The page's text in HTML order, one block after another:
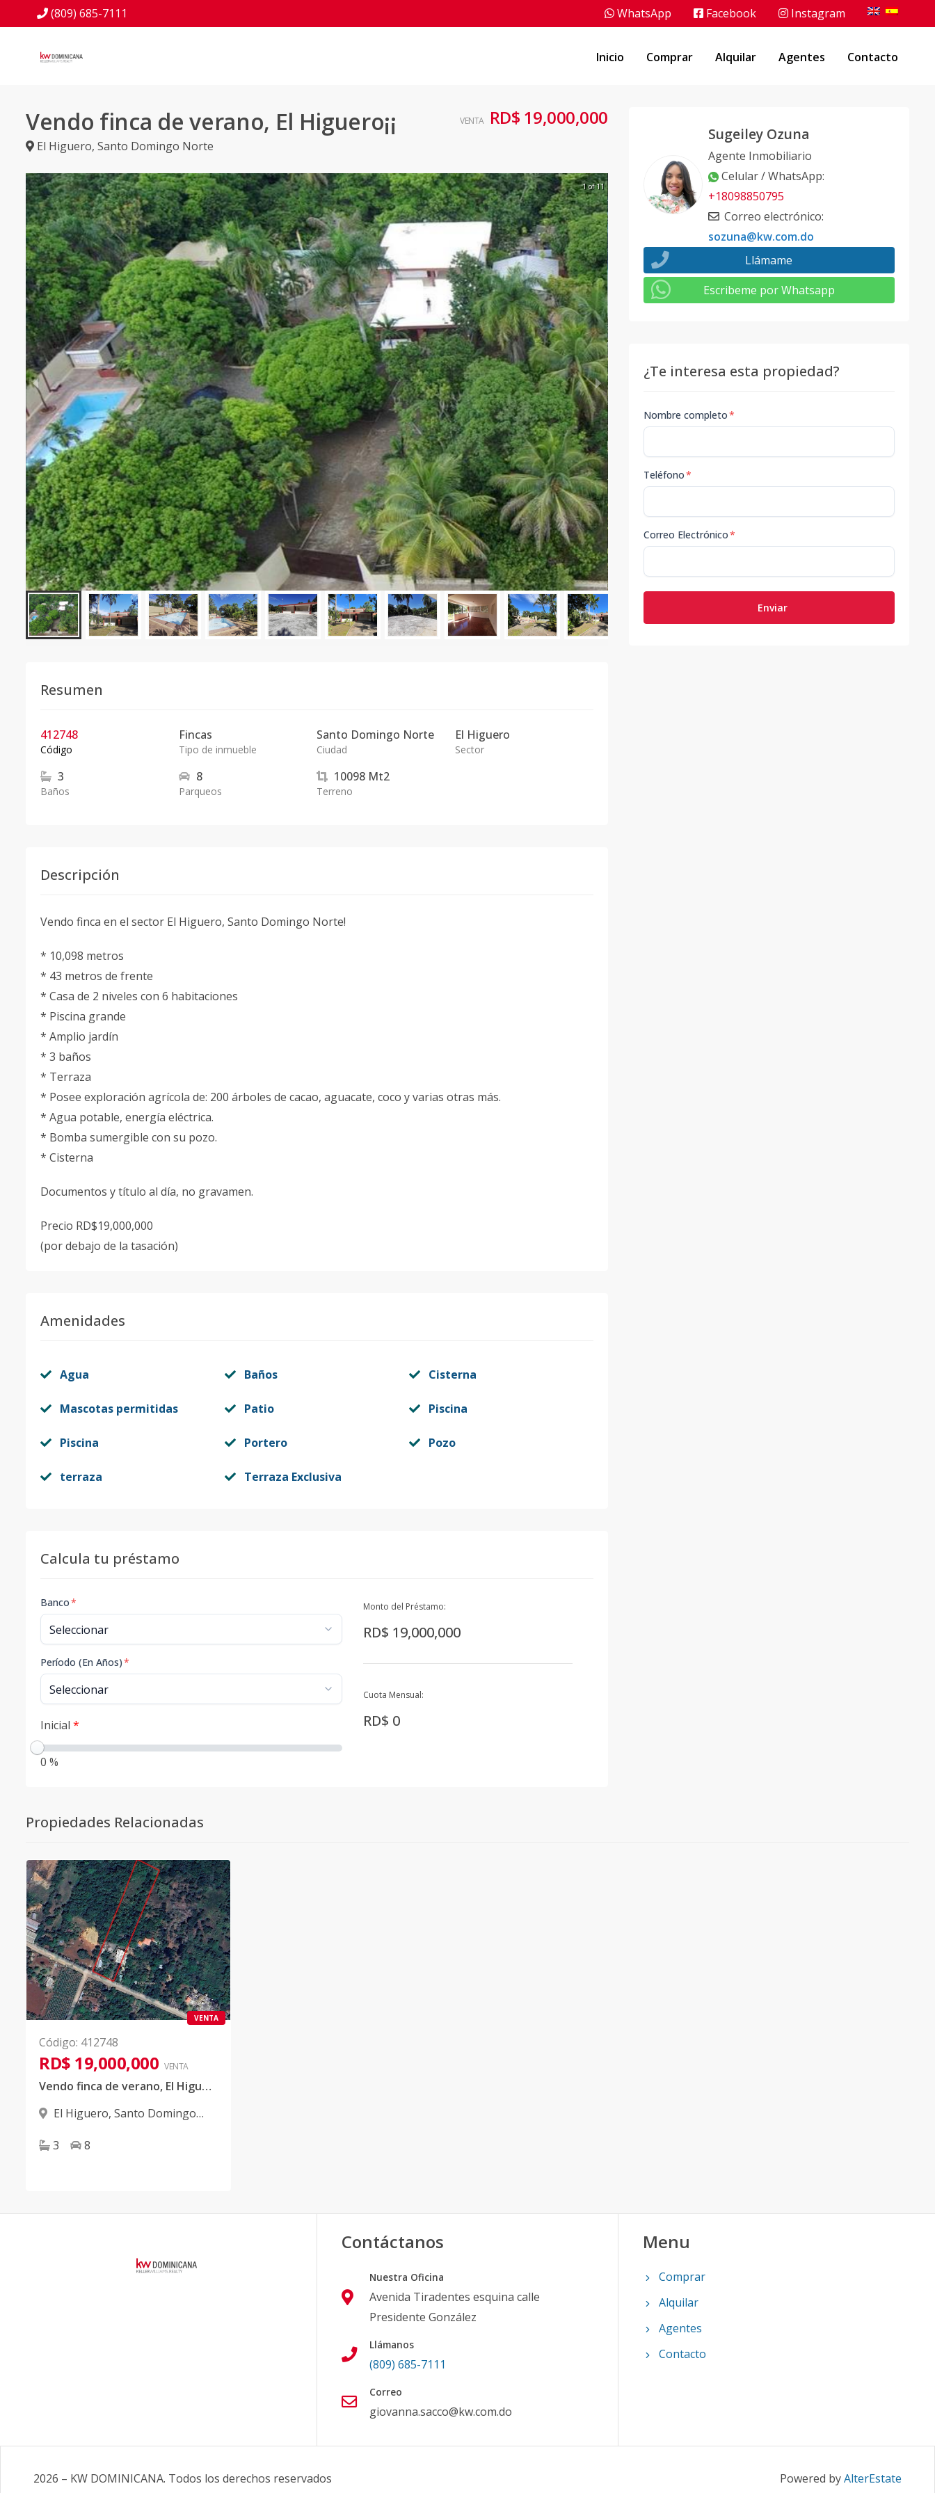
(809) 685-7111 WhatsApp Facebook Instagram
Inicio Comprar Alquilar Agentes Contacto
Vendo finca de verano, El Higuero¡¡
El Higuero, Santo Domingo Norte
VENTA RD$ 19,000,000
1 of 11
Resumen
412748
Código
Fincas
Tipo de inmueble
Santo Domingo Norte
Ciudad
El Higuero
Sector
3
Baños
8
Parqueos
10098 Mt2
Terreno
Descripción
Vendo finca en el sector El Higuero, Santo Domingo Norte!
* 10,098 metros
* 43 metros de frente
* Casa de 2 niveles con 6 habitaciones
* Piscina grande
* Amplio jardín
* 3 baños
* Terraza
* Posee exploración agrícola de: 200 árboles de cacao, aguacate, coco y varias otras más.
* Agua potable, energía eléctrica.
* Bomba sumergible con su pozo.
* Cisterna
Documentos y título al día, no gravamen.
Precio RD$19,000,000
(por debajo de la tasación)
Amenidades
Agua Baños Cisterna
Mascotas permitidas Patio Piscina
Piscina Portero Pozo
terraza Terraza Exclusiva
Calcula tu préstamo
Banco*
Período (En Años)*
Inicial *
0 %
Monto del Préstamo:
RD$ 19,000,000
Cuota Mensual:
RD$ 0
Sugeiley Ozuna
Agente Inmobiliario
Celular / WhatsApp:
+18098850795
Correo electrónico:
sozuna@kw.com.do
Llámame
Escribeme por Whatsapp
¿Te interesa esta propiedad?
Nombre completo*
Teléfono*
Correo Electrónico*
Enviar
Propiedades Relacionadas
VENTA
Código: 412748
RD$ 19,000,000 VENTA
Vendo finca de verano, El Higuero¡¡
El Higuero, Santo Domingo
3
8
Contáctanos
Nuestra Oficina
Avenida Tiradentes esquina calle
Presidente González
Llámanos
(809) 685-7111
Correo
giovanna.sacco@kw.com.do
Menu
Comprar
Alquilar
Agentes
Contacto
2026 – KW DOMINICANA. Todos los derechos reservados Powered byAlterEstate